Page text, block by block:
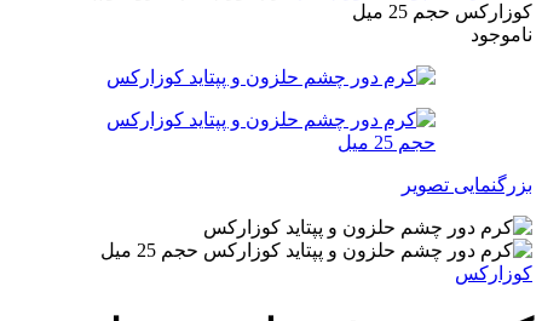
کوزارکس حجم 25 میل
ناموجود
بزرگنمایی تصویر
کوزارکس